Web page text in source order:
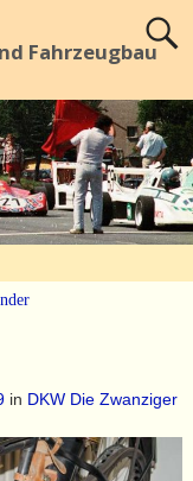
Fahrzeugbau
in DKW Die Zwanziger